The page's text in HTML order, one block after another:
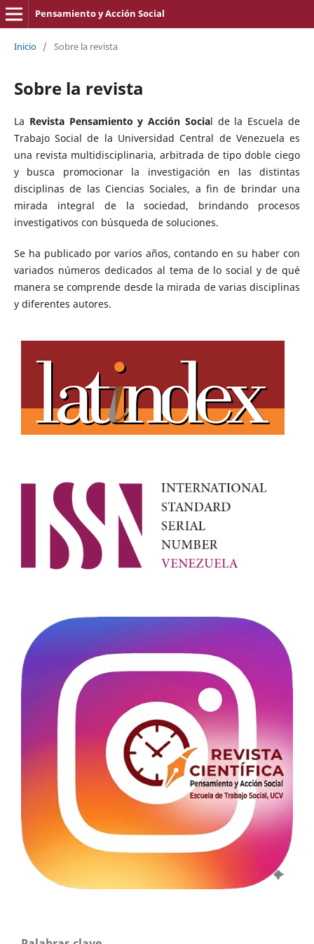
Pensamiento y Acción Social
Inicio / Sobre la revista
Sobre la revista
La Revista Pensamiento y Acción Social de la Escuela de
Trabajo Social de la Universidad Central de Venezuela es
una revista multidisciplinaria, arbitrada de tipo doble ciego
y busca promocionar la investigación en las distintas
disciplinas de las Ciencias Sociales, a fin de brindar una
mirada integral de la sociedad, brindando procesos
investigativos con búsqueda de soluciones.
Se ha publicado por varios años, contando en su haber con
variados números dedicados al tema de lo social y de qué
manera se comprende desde la mirada de varias disciplinas
y diferentes autores.